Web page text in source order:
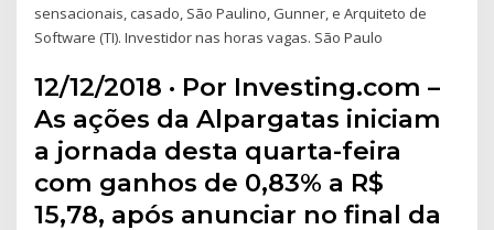
sensacionais, casado, São Paulino, Gunner, e Arquiteto de
Software (TI). Investidor nas horas vagas. São Paulo
12/12/2018 · Por Investing.com –
As ações da Alpargatas iniciam
a jornada desta quarta-feira
com ganhos de 0,83% a R$
15,78, após anunciar no final da